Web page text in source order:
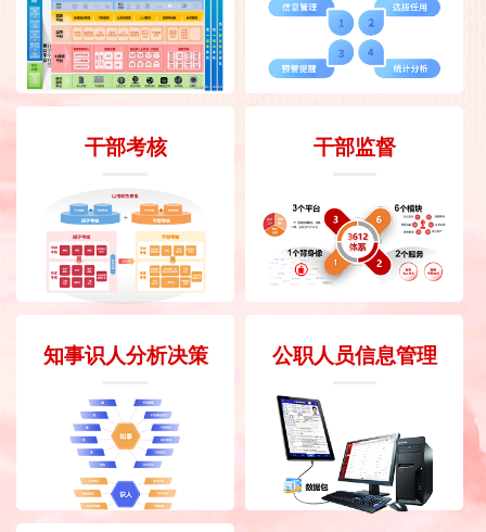
干部考核 干部监督
知事识人分析决策 公职人员信息管理